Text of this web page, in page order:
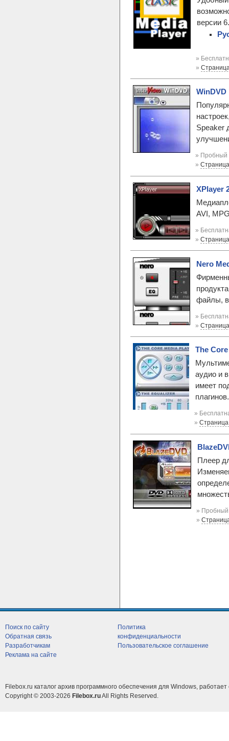
версии
»
»
WinDVD
Speaker
» Пробный
»
XPlayer
AVI,
»
»
Nero
файлы, в
»
»
The
аудио и
имеет
плагинов.
»
»
Плеер
»
»
Поиск по сайту
Обратная связь
Разработчикам
Реклама на сайте
Политика
конфиденциальности
Пользовательское соглашение
Filebox.ru каталог архив программного обеспечения для Windows, работает
Copyright © 2003-2026 Filebox.ruAll Rights Reserved.